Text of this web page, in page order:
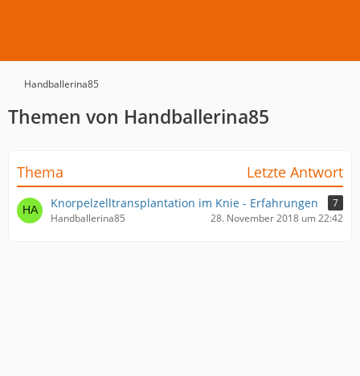
Handballerina85
Themen von Handballerina85
Thema Letzte Antwort
Knorpelzelltransplantation im Knie - Erfahrungen
7
Handballerina85
28. November 2018 um 22:42